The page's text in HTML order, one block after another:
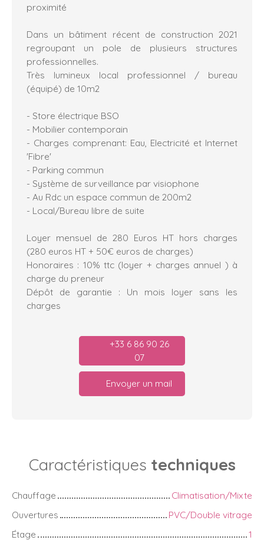
proximité
Dans un bâtiment récent de construction 2021
regroupant un pole de plusieurs structures
professionnelles.
Très lumineux local professionnel / bureau
(équipé) de 10m2
- Store électrique BSO
- Mobilier contemporain
- Charges comprenant: Eau, Electricité et Internet
'Fibre'
- Parking commun
- Système de surveillance par visiophone
- Au Rdc un espace commun de 200m2
- Local/Bureau libre de suite
Loyer mensuel de 280 Euros HT hors charges
(280 euros HT + 50€ euros de charges)
Honoraires : 10% ttc (loyer + charges annuel ) à
charge du preneur
Dépôt de garantie : Un mois loyer sans les
charges
+33 6 86 90 26
07
Envoyer un mail
Caractéristiques techniques
Chauffage
Climatisation/Mixte
Ouvertures
PVC/Double vitrage
Étage
1